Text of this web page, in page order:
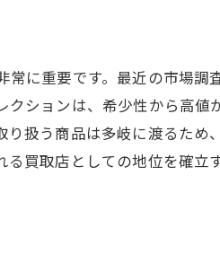
に重要です。最近の市場
ションは、希少性から高
扱う商品は多岐に渡るた
買取店としての地位を確